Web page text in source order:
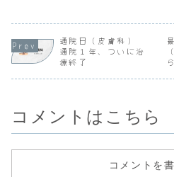
とにかく休め」と
養の診断書をいた
だき、職場へ提出
して７月１日まで
月も取得してお
いつ左遷されても
おかしくない状況
なので、人事がと
通院日（皮膚科）
通院１年、ついに治
療終了
コメントはこちら
コメントを